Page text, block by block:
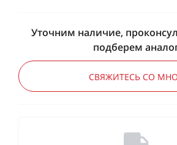
Уточним наличие,
подберем
СВЯЖИТЕСЬ СО